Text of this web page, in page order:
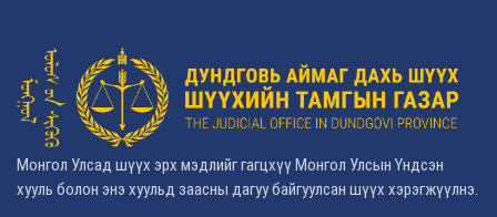
Монгол Улсад шүүх эрх мэдлийг гагцхүү Монгол Улсын Үндсэн
хууль болон энэ хуульд заасны дагуу байгуулсан шүүх хэрэгжүүлнэ.